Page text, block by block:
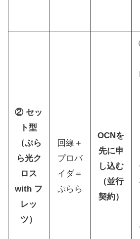
② セッ
ト型
（ぷら
ら光ク
ロス
with フ
レッ
ツ）
回線＋
プロバ
イダ＝
ぷらら
OCNを
先に申
し込む
（並行
契約）